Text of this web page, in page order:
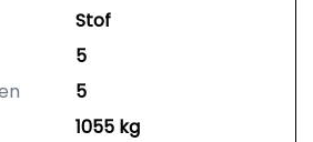
Stof
5
5
1055 kg